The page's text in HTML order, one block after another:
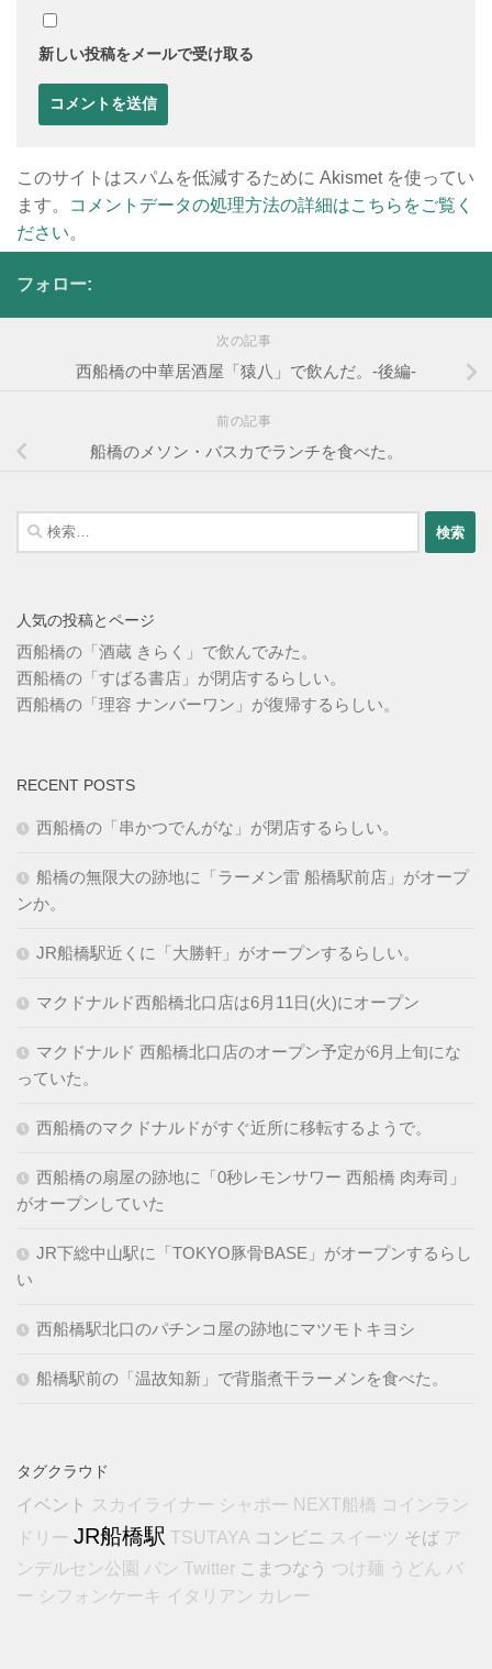
新しい投稿をメールで受け取る
このサイトはスパムを低減するために Akismet を使ってい
ます。
コメントデータの処理方法の詳細はこちらをご覧く
ださい。
フォロー:
次の記事
西船橋の中華居酒屋「猿八」で飲んだ。-後編-
前の記事
船橋のメソン・バスカでランチを食べた。
検
索:
人気の投稿とページ
西船橋の「酒蔵 きらく」で飲んでみた。
西船橋の「すばる書店」が閉店するらしい。
西船橋の「理容 ナンバーワン」が復帰するらしい。
RECENT POSTS
西船橋の「串かつでんがな」が閉店するらしい。
船橋の無限大の跡地に「ラーメン雷 船橋駅前店」がオープ
ンか。
JR船橋駅近くに「大勝軒」がオープンするらしい。
マクドナルド西船橋北口店は6月11日(火)にオープン
マクドナルド 西船橋北口店のオープン予定が6月上旬にな
っていた。
西船橋のマクドナルドがすぐ近所に移転するようで。
西船橋の扇屋の跡地に「0秒レモンサワー 西船橋 肉寿司」
がオープンしていた
JR下総中山駅に「TOKYO豚骨BASE」がオープンするらし
い
西船橋駅北口のパチンコ屋の跡地にマツモトキヨシ
船橋駅前の「温故知新」で背脂煮干ラーメンを食べた。
タグクラウド
イベント スカイライナー シャポー NEXT船橋 コインラン
ドリー JR船橋駅 TSUTAYA コンビニ スイーツ そば ア
ンデルセン公園 パン Twitter こまつなう つけ麺 うどん
バ
ー シフォンケーキ イタリアン カレー